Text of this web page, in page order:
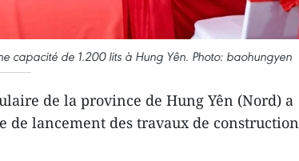
capacité de 1.200 lits à Hung Yên. Photo: baohungyen
de la province de Hung Yên (Nord) a
de lancement des travaux de construction